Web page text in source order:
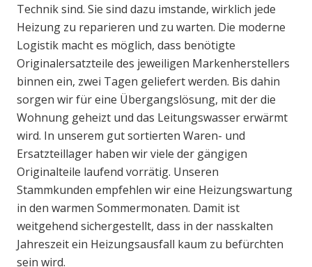
Technik sind. Sie sind dazu imstande, wirklich jede
Heizung zu reparieren und zu warten. Die moderne
Logistik macht es möglich, dass benötigte
Originalersatzteile des jeweiligen Markenherstellers
binnen ein, zwei Tagen geliefert werden. Bis dahin
sorgen wir für eine Übergangslösung, mit der die
Wohnung geheizt und das Leitungswasser erwärmt
wird. In unserem gut sortierten Waren- und
Ersatzteillager haben wir viele der gängigen
Originalteile laufend vorrätig. Unseren
Stammkunden empfehlen wir eine Heizungswartung
in den warmen Sommermonaten. Damit ist
weitgehend sichergestellt, dass in der nasskalten
Jahreszeit ein Heizungsausfall kaum zu befürchten
sein wird.